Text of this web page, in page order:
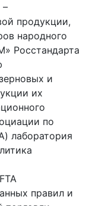
продукции,
народного
Росстандарта
и
их
по
лаборатория
правил и